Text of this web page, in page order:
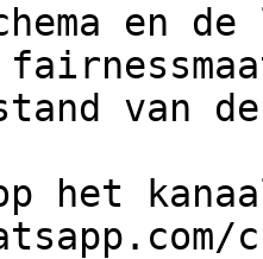
en
van de
op het